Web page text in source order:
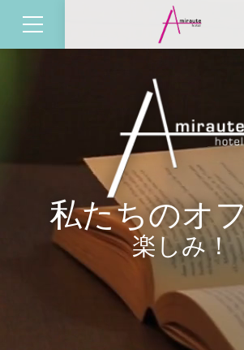
私たちのオ
楽しみ！